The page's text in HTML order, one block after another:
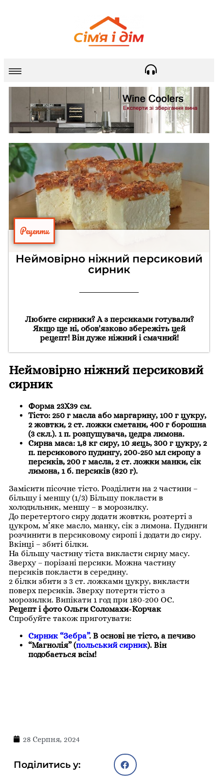
Рецепти
Неймовірно ніжний персиковий
сирник
Любите сирники? А з персиками готували?
Якщо ще ні, обов'язково збережіть цей
рецепт! Він дуже ніжний і смачний!
Неймовірно ніжний персиковий
сирник
Форма 23Х39 см.
Тісто: 250 г масла або маргарину, 100 г цукру,
2 жовтки, 2 ст. ложки сметани, 400 г борошна
(3 скл.). 1 п. розпушувача, цедра лимона.
Сирна маса: 1,8 кг сиру, 10 яєць, 300 г цукру, 2
п. персикового пудингу, 200-250 мл сиропу з
персиків, 200 г масла, 2 ст. ложки манки, сік
лимона, 1 б. персиків (820 г).
Замісити пісочне тісто. Розділити на 2 частини –
більшу і меншу (1/3) Більшу покласти в
холодильник, меншу – в морозилку.
До перетертого сиру додати жовтки, розтерті з
цукром, м’яке масло, манку, сік з лимона. Пудинги
розчинити в персиковому сиропі і додати до сиру.
Вкінці – збиті білки.
На більшу частину тіста викласти сирну масу.
Зверху – порізані персики. Можна частину
персиків покласти в середину.
2 білки збити з 3 ст. ложками цукру, викласти
поверх персиків. Зверху потерти тісто з
морозилки. Випікати 1 год при 180-200 ОС.
Рецепт і фото Ольги Соломахи-Корчак
Спробуйте також приготувати:
Сирник “Зебра”. В основі не тісто, а печиво
“Магнолія” (польський сирник). Він
подобається всім!
28 Серпня, 2024
Поділитись у: